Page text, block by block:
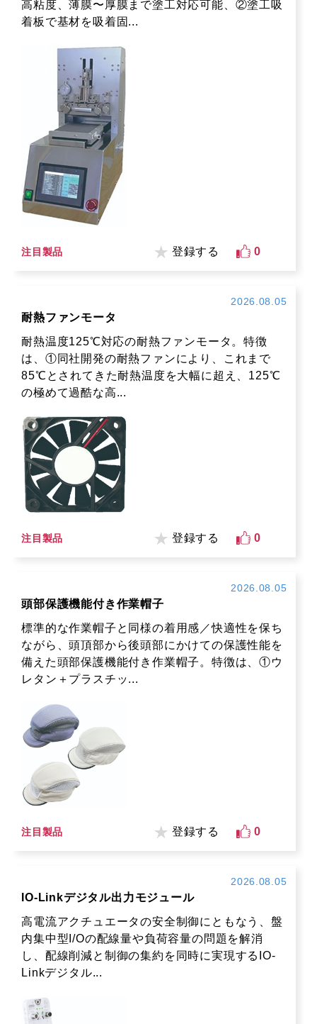
高粘度、薄膜〜厚膜まで塗工対応可能、②塗工吸
着板で基材を吸着固...
注目製品 登録する 0
2026.08.05
耐熱ファンモータ
耐熱温度125℃対応の耐熱ファンモータ。特徴
は、①同社開発の耐熱ファンにより、これまで
85℃とされてきた耐熱温度を大幅に超え、125℃
の極めて過酷な高...
注目製品 登録する 0
2026.08.05
頭部保護機能付き作業帽子
標準的な作業帽子と同様の着用感／快適性を保ち
ながら、頭頂部から後頭部にかけての保護性能を
備えた頭部保護機能付き作業帽子。特徴は、①ウ
レタン＋プラスチッ...
注目製品 登録する 0
2026.08.05
IO-Linkデジタル出力モジュール
高電流アクチュエータの安全制御にともなう、盤
内集中型I/Oの配線量や負荷容量の問題を解消
し、配線削減と制御の集約を同時に実現するIO-
Linkデジタル...